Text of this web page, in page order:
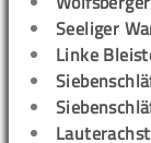
Seeliger
Linke